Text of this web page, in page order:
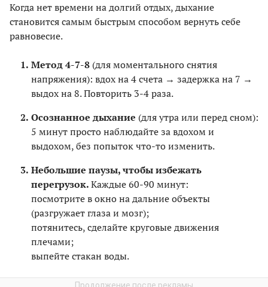
Когда нет времени на долгий отдых, дыхание
становится самым быстрым способом вернуть себе
равновесие.
Метод 4-7-8 (для моментального снятия
напряжения): вдох на 4 счета → задержка на 7 →
выдох на 8. Повторить 3-4 раза.
Осознанное дыхание (для утра или перед сном):
5 минут просто наблюдайте за вдохом и
выдохом, без попыток что-то изменить.
Небольшие паузы, чтобы избежать
перегрузок.Каждые 60-90 минут:
посмотрите в окно на дальние объекты
(разгружает глаза и мозг);
потянитесь, сделайте круговые движения
плечами;
выпейте стакан воды.